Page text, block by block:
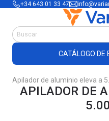
+34 643 01 33 47
CATÁLOGO DE
Útiles
Productos de
Apilador de aluminio eleva a
APILADOR DE